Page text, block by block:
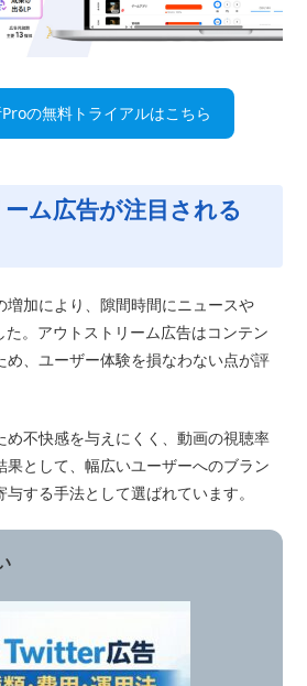
の無料トライアルはこちら
ム広告が注目される
増加により、隙間時間にニュースや
た。アウトストリーム広告はコンテン
め、ユーザー体験を損なわない点が評
め不快感を与えにくく、動画の視聴率
果として、幅広いユーザーへのブラン
する手法として選ばれています。